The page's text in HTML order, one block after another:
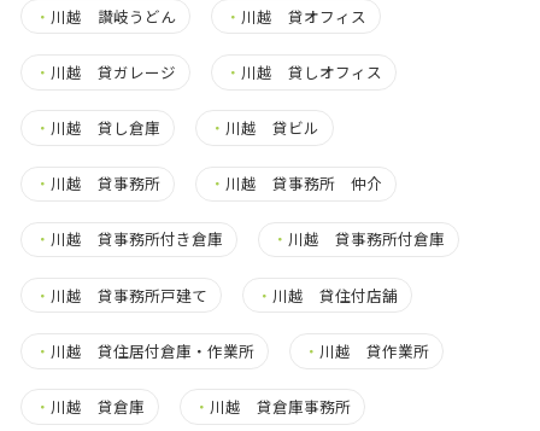
・ 川越 讃岐うどん ・ 川越 貸オフィス
・ 川越 貸ガレージ ・ 川越 貸しオフィス
・ 川越 貸し倉庫 ・ 川越 貸ビル
・ 川越 貸事務所 ・ 川越 貸事務所 仲介
・ 川越 貸事務所付き倉庫 ・ 川越 貸事務所付倉庫
・ 川越 貸事務所戸建て ・ 川越 貸住付店舗
・ 川越 貸住居付倉庫・作業所 ・ 川越 貸作業所
・ 川越 貸倉庫 ・ 川越 貸倉庫事務所